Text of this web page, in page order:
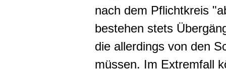
nach dem Pflichtkreis
bestehen stets
die allerdings von den
müssen. Im Extremfall